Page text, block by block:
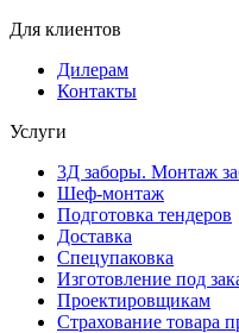
Для клиентов
Дилерам
Контакты
Услуги
3Д заборы. Монтаж
Шеф-монтаж
Подготовка тендеров
Доставка
Спецупаковка
Изготовление под
Проектировщикам
Страхование товара